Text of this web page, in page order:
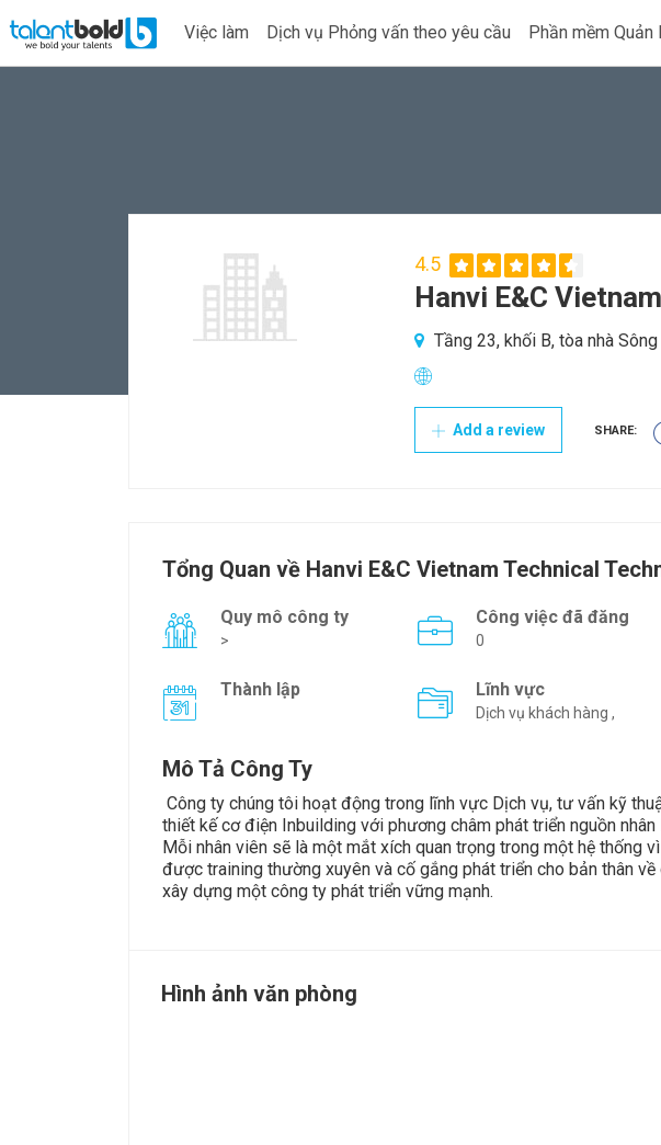
Việc làm Dịch vụ Phỏng vấn theo yêu cầu Phần mềm Quản
4.5
Hanvi E&C
Tầng 23, khối B, tòa nhà
Add a review SHARE:
Tổng Quan về Hanvi E&C Vietnam Technical
Quy mô công ty
>
Công việc đã đăng
0
Thành lập Lĩnh vực
Dịch vụ khách hàng ,
Mô Tả Công Ty
Công ty chúng tôi hoạt động trong lĩnh vực Dịch vụ, tư vấn kỹ
thiết kế cơ điện Inbuilding với phương châm phát triển nguồn nhân
Mỗi nhân viên sẽ là một mắt xích quan trọng trong một hệ thống
được training thường xuyên và cố gắng phát triển cho bản thân
xây dựng một công ty phát triển vững mạnh.
Hình ảnh văn phòng